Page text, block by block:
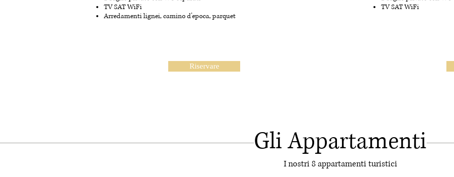
TV SAT WiFi
Arredamenti lignei, camino d'epoca, parquet
TV SAT WiFi
Riservare
Gli Appartamenti
I nostri 8 appartamenti turistici